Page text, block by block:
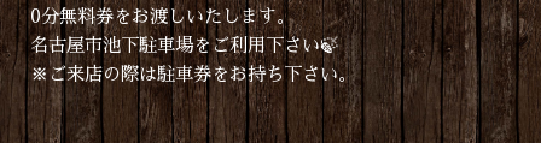
0分無料券をお渡しいたします。
名古屋市池下駐車場をご利用下さい🍃
※ご来店の際は駐車券をお持ち下さい。